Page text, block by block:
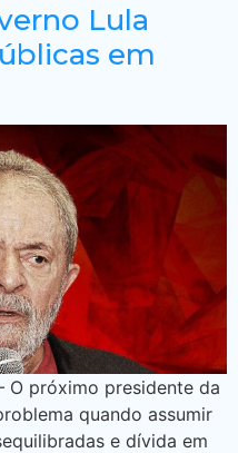
Lula
em
O próximo presidente da
quando assumir
e dívida em